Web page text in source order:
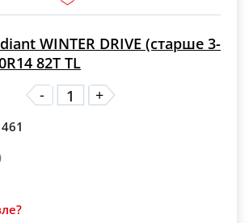
WINTER DRIVE (старше 3-
82T TL
-
+